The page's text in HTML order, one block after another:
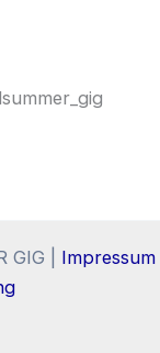
GIG | Impressum